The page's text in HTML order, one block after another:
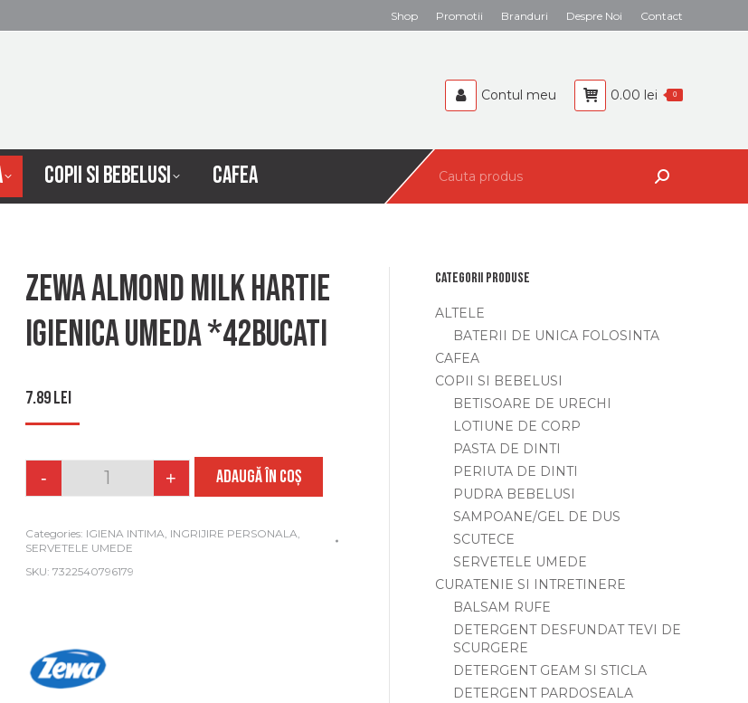
Shop Promotii Branduri Despre Noi Contact
Contul meu 0.00 lei 0
COPII SI BEBELUSI CAFEA
Zewa almond milk hartie
igienica umeda *42bucati
7.89lei
Quantity
- + ADAUGĂ ÎN COȘ
Categories: IGIENA INTIMA, INGRIJIRE PERSONALA,
SERVETELE UMEDE
SKU: 7322540796179
Categorii produse
ALTELE
BATERII DE UNICA FOLOSINTA
CAFEA
COPII SI BEBELUSI
BETISOARE DE URECHI
LOTIUNE DE CORP
PASTA DE DINTI
PERIUTA DE DINTI
PUDRA BEBELUSI
SAMPOANE/GEL DE DUS
SCUTECE
SERVETELE UMEDE
CURATENIE SI INTRETINERE
BALSAM RUFE
DETERGENT DESFUNDAT TEVI DE
SCURGERE
DETERGENT GEAM SI STICLA
DETERGENT PARDOSEALA
INGRIJIRE PERSONALA COPII SI BEBELUSI CAFEA
Search: